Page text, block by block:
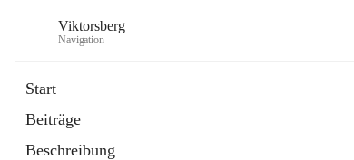
Viktorsberg
Navigation
Start
Beiträge
Beschreibung